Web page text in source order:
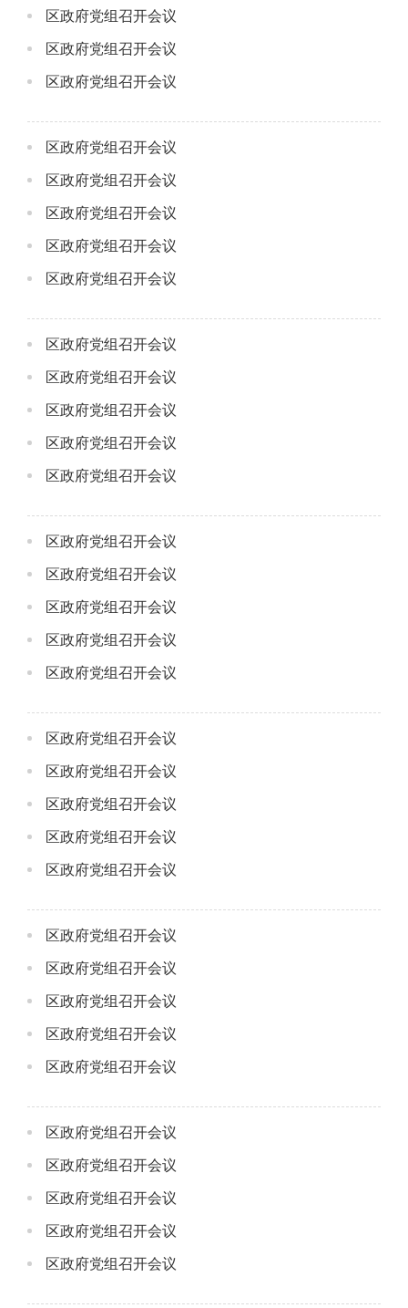
区政府党组召开会议
区政府党组召开会议
区政府党组召开会议
区政府党组召开会议
区政府党组召开会议
区政府党组召开会议
区政府党组召开会议
区政府党组召开会议
区政府党组召开会议
区政府党组召开会议
区政府党组召开会议
区政府党组召开会议
区政府党组召开会议
区政府党组召开会议
区政府党组召开会议
区政府党组召开会议
区政府党组召开会议
区政府党组召开会议
区政府党组召开会议
区政府党组召开会议
区政府党组召开会议
区政府党组召开会议
区政府党组召开会议
区政府党组召开会议
区政府党组召开会议
区政府党组召开会议
区政府党组召开会议
区政府党组召开会议
区政府党组召开会议
区政府党组召开会议
区政府党组召开会议
区政府党组召开会议
区政府党组召开会议